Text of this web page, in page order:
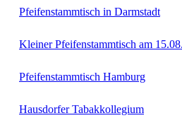
Pfeifenstammtisch in Darmstadt
Kleiner Pfeifenstammtisch am
Pfeifenstammtisch Hamburg
Hausdorfer Tabakkollegium